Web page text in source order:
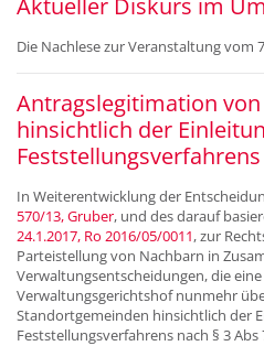
Aktueller Diskurs im
Die Nachlese zur Veranstaltung vom
Antragslegitimation
hinsichtlich der
Feststellungsverfahrens
In Weiterentwicklung der
570/13, Gruber, und des darauf
24.1.2017, Ro 2016/05/0011, zur
Parteistellung von Nachbarn in
Verwaltungsentscheidungen, die
Verwaltungsgerichtshof nunmehr
Standortgemeinden hinsichtlich der
Feststellungsverfahrens nach § 3 Abs